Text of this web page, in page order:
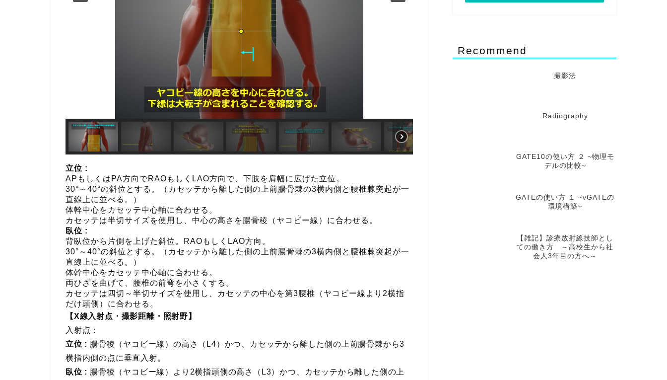
立位 :
APもしくはPA方向でRAOもしくLAO方向で、下肢を肩幅に広げた立位。
30°～40°の斜位とする。（カセッテから離した側の上前腸骨棘の3横内側と腰椎棘突起が一
直線上に並べる。）
体幹中心をカセッテ中心軸に合わせる。
カセッテは半切サイズを使用し、中心の高さを腸骨稜（ヤコビー線）に合わせる。
臥位 :
背臥位から片側を上げた斜位。RAOもしくLAO方向。
30°～40°の斜位とする。（カセッテから離した側の上前腸骨棘の3横内側と腰椎棘突起が一
直線上に並べる。）
体幹中心をカセッテ中心軸に合わせる。
両ひざを曲げて、腰椎の前弯を小さくする。
カセッテは四切～半切サイズを使用し、カセッテの中心を第3腰椎（ヤコビー線より2横指
だけ頭側）に合わせる。
【X線入射点・撮影距離・照射野】
入射点：
立位 : 腸骨稜（ヤコビー線）の高さ（L4）かつ、カセッテから離した側の上前腸骨棘から3
横指内側の点に垂直入射。
臥位 : 腸骨稜（ヤコビー線）より2横指頭側の高さ（L3）かつ、カセッテから離した側の上
Recommend
撮影法
Radiography
GATE10の使い方 ２ ~物理モ
デルの比較~
GATEの使い方 １ ~vGATEの
環境構築~
【雑記】診療放射線技師とし
ての働き方 ～高校生から社
会人3年目の方へ～